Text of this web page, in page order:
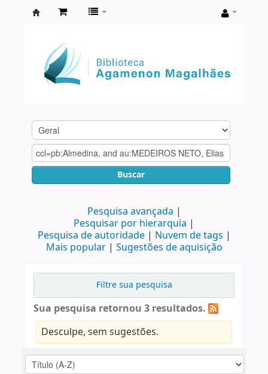
Agamenon
Magalhães
Buscar
Pesquisa avançada
Pesquisar por hierarquia
Pesquisa de autoridade
Nuvem de tags
Mais popular
Sugestões de aquisição
Filtre sua pesquisa
Sua pesquisa retornou 3 resultados.
Desculpe, sem sugestões.